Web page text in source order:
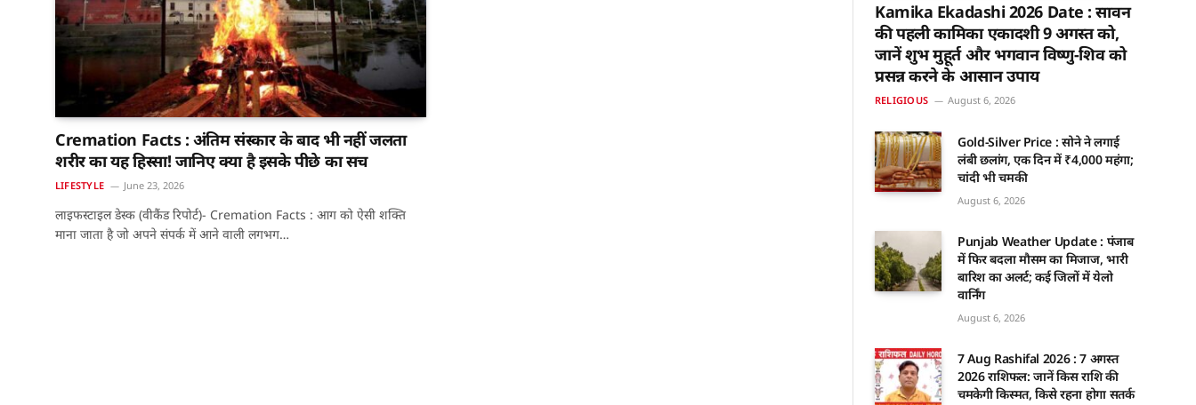
Cremation Facts : अंतिम संस्कार के बाद भी नहीं जलता
शरीर का यह हिस्सा! जानिए क्या है इसके पीछे का सच
LIFESTYLE June 23, 2026
लाइफस्टाइल डेस्क (वीकैंड रिपोर्ट)- Cremation Facts : आग को ऐसी शक्ति
माना जाता है जो अपने संपर्क में आने वाली लगभग…
Kamika Ekadashi 2026 Date : सावन
की पहली कामिका एकादशी 9 अगस्त को,
जानें शुभ मुहूर्त और भगवान विष्णु-शिव को
प्रसन्न करने के आसान उपाय
RELIGIOUS August 6, 2026
Gold-Silver Price : सोने ने लगाई
लंबी छलांग, एक दिन में ₹4,000 महंगा;
चांदी भी चमकी
August 6, 2026
Punjab Weather Update : पंजाब
में फिर बदला मौसम का मिजाज, भारी
बारिश का अलर्ट; कई जिलों में येलो
वार्निंग
August 6, 2026
7 Aug Rashifal 2026 : 7 अगस्त
2026 राशिफल: जानें किस राशि की
चमकेगी किस्मत, किसे रहना होगा सतर्क